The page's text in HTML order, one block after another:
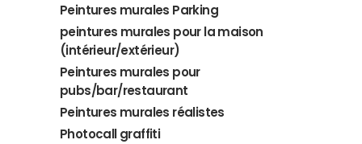
Peintures murales Parking
peintures murales pour la maison
(intérieur/extérieur)
Peintures murales pour
pubs/bar/restaurant
Peintures murales réalistes
Photocall graffiti